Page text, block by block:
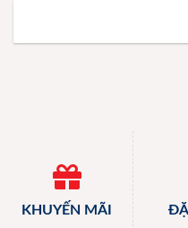
KHUYẾN MÃI